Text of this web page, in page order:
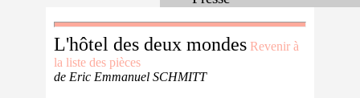
L'hôtel des deux mondes Revenir à
la liste des pièces
de Eric Emmanuel SCHMITT